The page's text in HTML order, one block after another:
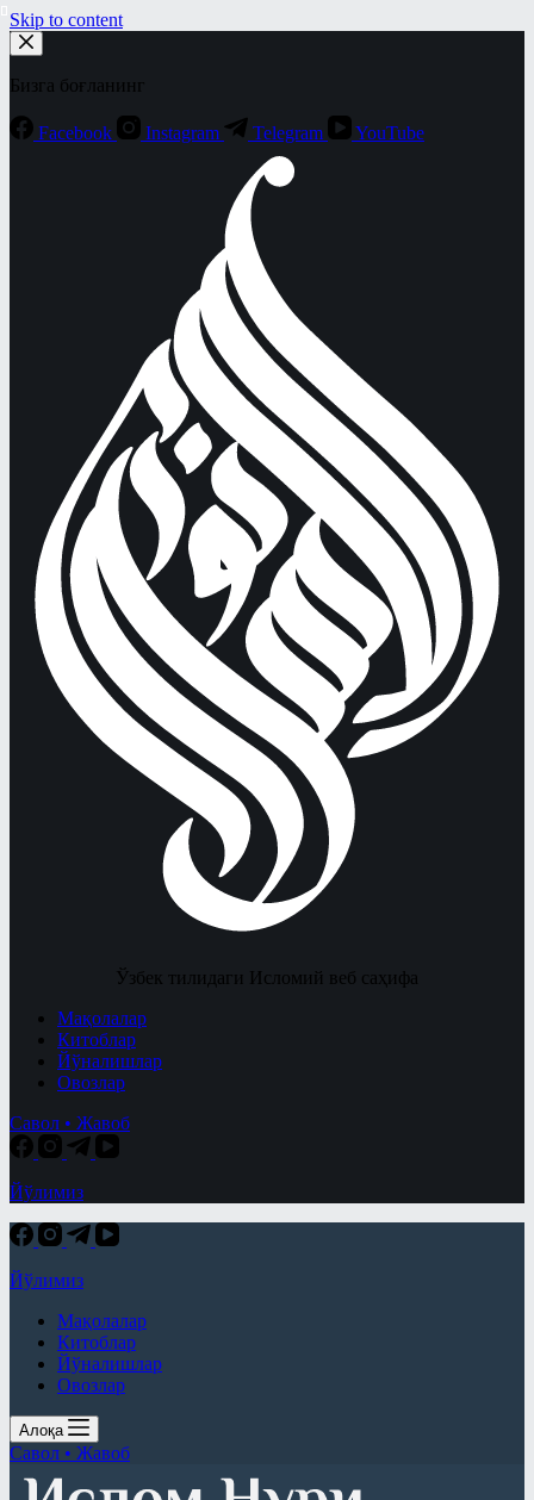
Skip to content
Бизга боғланинг
Facebook Instagram Telegram YouTube
Ўзбек тилидаги Исломий веб саҳифа
Мақолалар
Китоблар
Йўналишлар
Овозлар
Савол • Жавоб
Йўлимиз
Йўлимиз
Мақолалар
Китоблар
Йўналишлар
Овозлар
Алоқа
Савол • Жавоб